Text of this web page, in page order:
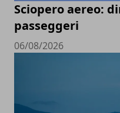
Sciopero aereo:
passeggeri
06/08/2026